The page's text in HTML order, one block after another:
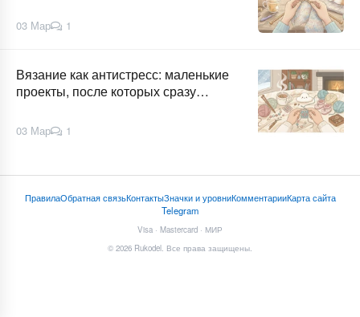
03 Мар 1
Вязание как антистресс: маленькие
проекты, после которых сразу
03 Мар 1
ПравилаОбратная связьКонтактыЗначки и уровниКомментарииКарта сайта
Telegram
Visa · Mastercard · МИР
© 2026 Rukodel. Все права защищены.